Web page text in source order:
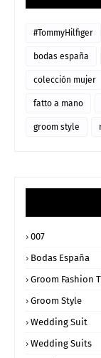
#TommyHilfiger
bodas españa
colección mujer
fatto a mano
groom style
007
Bodas España
Groom Fashion
Groom Style
Wedding Suit
Wedding Suits